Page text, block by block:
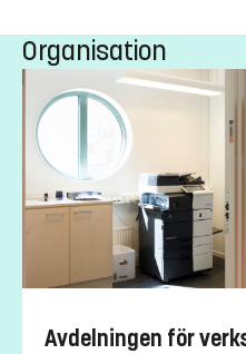
Organisation
Avdelningen för